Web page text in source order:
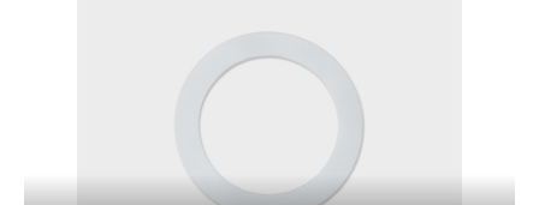
程，评估密封圈在不同温度变化下的性能表现。在材料选择
上，倾向于低温性能较好的硅橡胶或特种丁腈橡胶，这些材料
在低温环境下能够保持较好的弹性和密封性能。此外，法兰材
料的热膨胀系数差异在低温下更为明显，需要在设计阶段加以
考虑，避免因热膨胀系数不同导致密封圈受力不均，影响密封